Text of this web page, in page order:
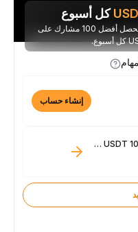
كل أسبوع
تقدّم في لوحة المتصدرين الأسبوعية! سيحصل أفضل 100 مشارك على
إنشاء حساب
تحقيق حجم إيداع إجمالي بقيمة 100 USDT فأكثر